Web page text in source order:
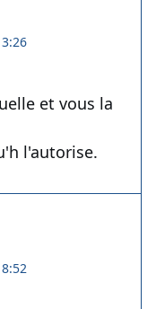
et vous la
l'autorise.